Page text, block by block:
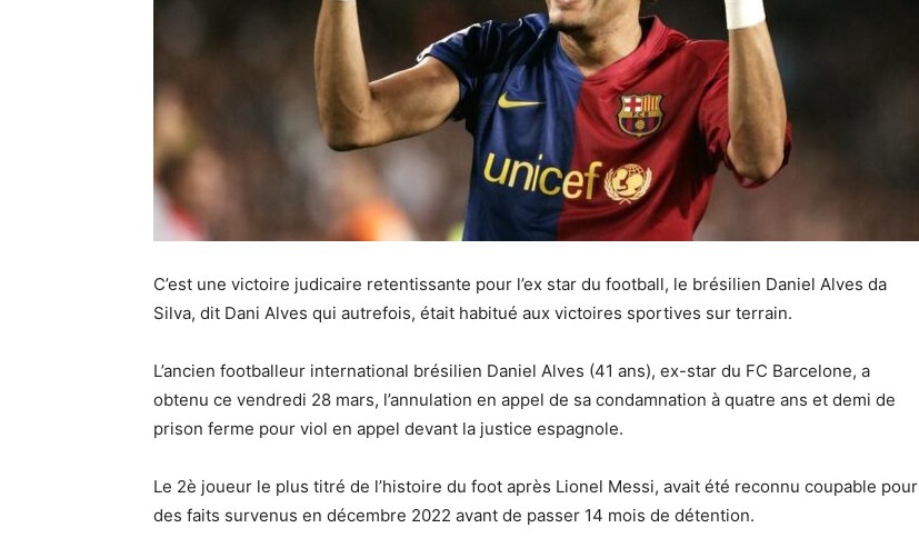
C’est une victoire judicaire retentissante pour l’ex star du football, le brésilien Daniel Alves da
Silva, dit Dani Alves qui autrefois, était habitué aux victoires sportives sur terrain.
L’ancien footballeur international brésilien Daniel Alves (41 ans), ex-star du FC Barcelone, a
obtenu ce vendredi 28 mars, l’annulation en appel de sa condamnation à quatre ans et demi de
prison ferme pour viol en appel devant la justice espagnole.
Le 2è joueur le plus titré de l’histoire du foot après Lionel Messi, avait été reconnu coupable pour
des faits survenus en décembre 2022 avant de passer 14 mois de détention.